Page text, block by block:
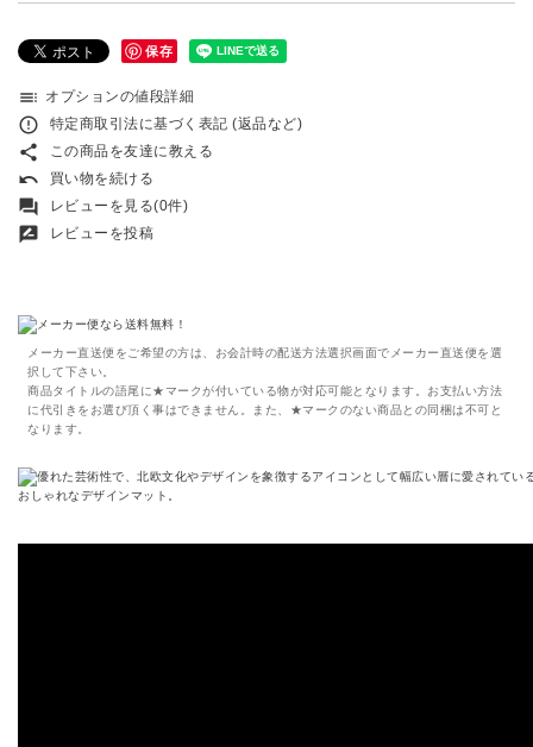
保存
toc オプションの値段詳細
error_outline 特定商取引法に基づく表記 (返品など)
share この商品を友達に教える
undo 買い物を続ける
forum レビューを見る(0件)
rate_review レビューを投稿
メーカー直送便をご希望の方は、お会計時の配送方法選択画面でメーカー直送便を選
択して下さい。
商品タイトルの語尾に★マークが付いている物が対応可能となります。お支払い方法
に代引きをお選び頂く事はできません。また、★マークのない商品との同梱は不可と
なります。